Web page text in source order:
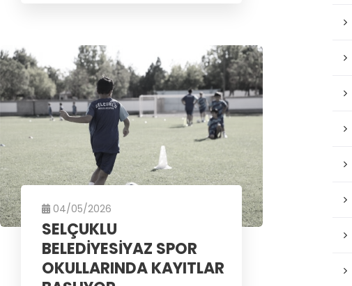
04/05/2026
SELÇUKLU
BELEDİYESİYAZ SPOR
OKULLARINDA KAYITLAR